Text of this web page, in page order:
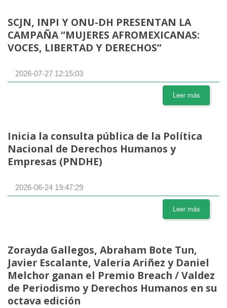
SCJN, INPI Y ONU-DH PRESENTAN LA
CAMPAÑA “MUJERES AFROMEXICANAS:
VOCES, LIBERTAD Y DERECHOS”
2026-07-27 12:15:03
Leer más
Inicia la consulta pública de la Política
Nacional de Derechos Humanos y
Empresas (PNDHE)
2026-06-24 19:47:29
Leer más
Zorayda Gallegos, Abraham Bote Tun,
Javier Escalante, Valeria Ariñez y Daniel
Melchor ganan el Premio Breach / Valdez
de Periodismo y Derechos Humanos en su
octava edición